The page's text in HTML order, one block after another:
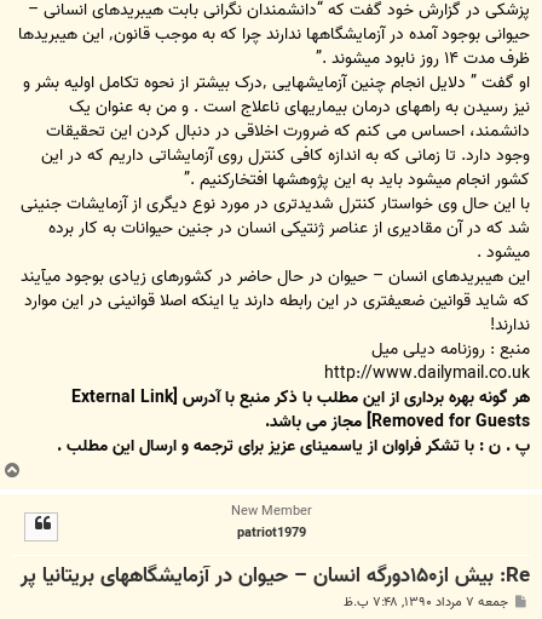
پزشکی در گزارش خود گفت که “دانشمندان نگرانی بابت هیبریدهای انسانی –
حیوانی بوجود آمده در آزمایشگاهها ندارند چرا که به موجب قانون٬ این هیبریدها
ظرف مدت ۱۴ روز نابود میشوند .”
او گفت ” دلایل انجام چنین آزمایشهایی ٬درک بیشتر از نحوه تکامل اولیه بشر و
نیز رسیدن به راههای درمان بیماریهای ناعلاج است . و من به عنوان یک
دانشمند، احساس می کنم که ضرورت اخلاقی در دنبال کردن این تحقیقات
وجود دارد. تا زمانی که به اندازه کافی کنترل روی آزمایشاتی داریم که در این
کشور انجام میشود باید به این پژوهشها افتخارکنیم .”
با این حال وی خواستار کنترل شدیدتری در مورد نوع دیگری از آزمایشات جنینی
شد که در آن مقادیری از عناصر ژنتیکی انسان در جنین حیوانات به کار برده
میشود .
این هیبریدهای انسان – حیوان در حال حاضر در کشورهای زیادی بوجود میآیند
که شاید قوانین ضعیفتری در این رابطه دارند یا اینکه اصلا قوانینی در این موارد
ندارند!
منبع : روزنامه دیلی میل
http://www.dailymail.co.uk
هر گونه بهره برداری از این مطلب با ذکر منبع با آدرس [External Link
Removed for Guests] مجاز می باشد.
پ . ن : با تشکر فراوان از یاسمینای عزیز برای ترجمه و ارسال این مطلب .
New Member
patriot1979
Re: بیش از۱۵۰دورگه انسان – حیوان در آزمایشگاههای بریتانیا پر
جمعه ۷ مرداد ۱۳۹۰, ۷:۴۸ ب.ظ